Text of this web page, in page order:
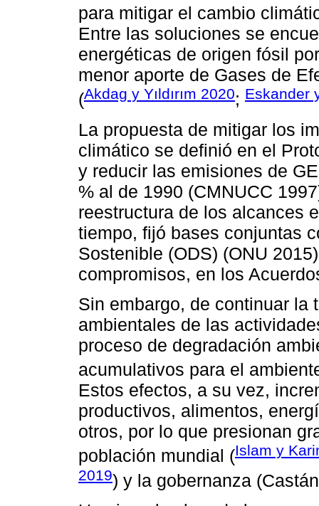
para mitigar el cambio
Entre las soluciones se
energéticas de origen fósil
menor aporte de Gases de
(Akdag y Yıldırım 2020; Eskander
La propuesta de mitigar los
climático se definió en el
y reducir las emisiones de
% al de 1990 (CMNUCC
reestructura de los alcances
tiempo, fijó bases conjuntas
Sostenible (ODS) (ONU
compromisos, en los
Sin embargo, de continuar la
ambientales de las
proceso de degradación
acumulativos para el
Estos efectos, a su vez,
productivos, alimentos,
otros, por lo que presionan
población mundial (Islam y
2019) y la gobernanza